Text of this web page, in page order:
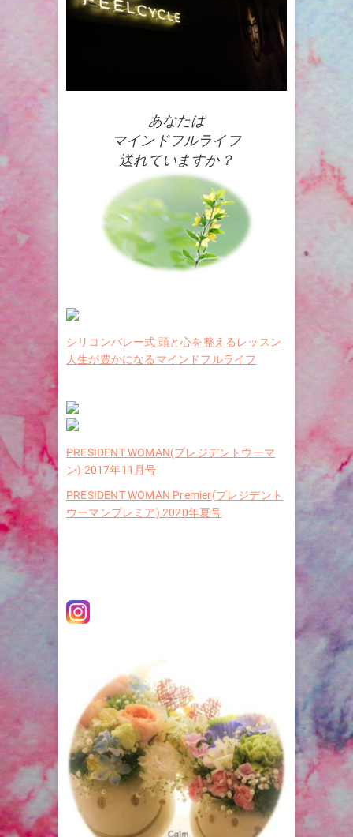
あなたは
マインドフルライフ
送れていますか？
シリコンバレー式 頭と心を整えるレッスン
人生が豊かになるマインドフルライフ
PRESIDENT WOMAN(プレジデントウーマ
ン) 2017年11月号
PRESIDENT WOMAN Premier(プレジデント
ウーマンプレミア) 2020年夏号